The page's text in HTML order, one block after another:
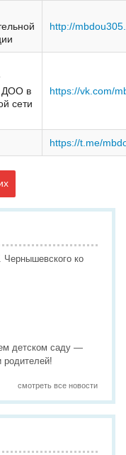
http://
ДОО в
сети
https://vk.com/
https://t.me/
Чернышевского ко
детском саду —
родителей!
смотреть все новости